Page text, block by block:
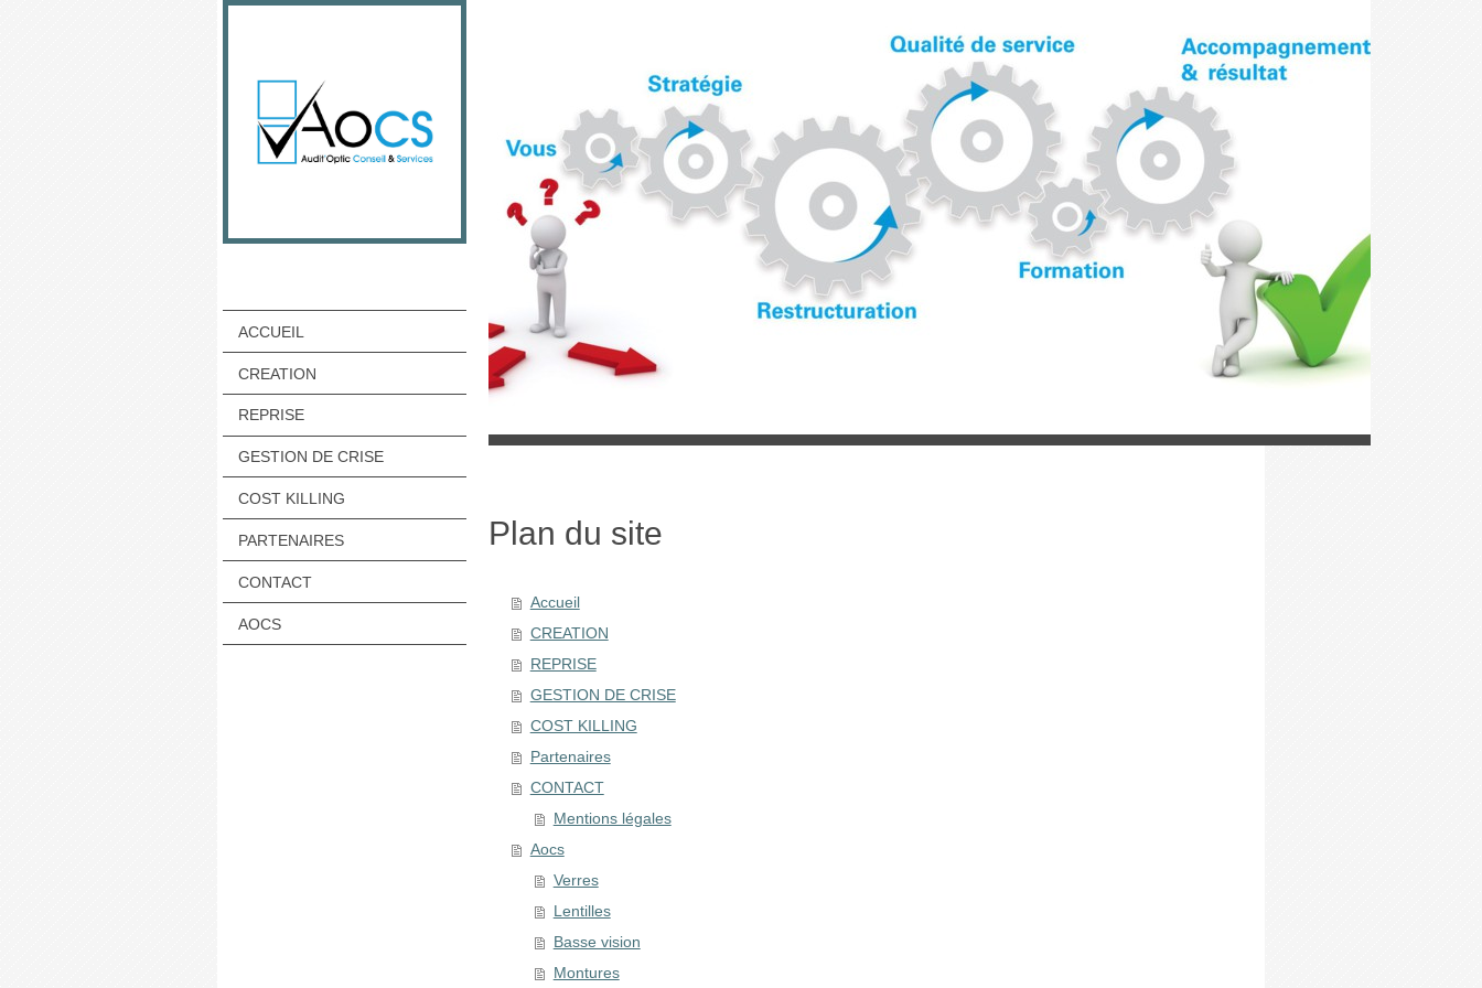
ACCUEIL
CREATION
REPRISE
GESTION DE CRISE
COST KILLING
PARTENAIRES
CONTACT
AOCS
Plan du site
Accueil
CREATION
REPRISE
GESTION DE CRISE
COST KILLING
Partenaires
CONTACT
Mentions légales
Aocs
Verres
Lentilles
Basse vision
Montures